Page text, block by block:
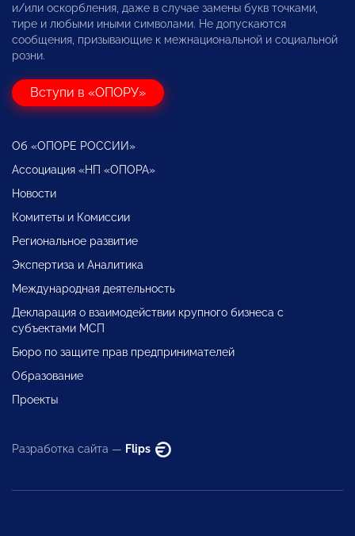
и/или оскорбления, даже в случае замены букв точками,
тире и любыми иными символами. Не допускаются
сообщения, призывающие к межнациональной и социальной
розни.
Вступи в «ОПОРУ»
Об «ОПОРЕ РОССИИ»
Ассоциация «НП «ОПОРА»
Новости
Комитеты и Комиссии
Региональное развитие
Экспертиза и Аналитика
Международная деятельность
Декларация о взаимодействии крупного бизнеса с
субъектами МСП
Бюро по защите прав предпринимателей
Образование
Проекты
Разработка сайта — Flips